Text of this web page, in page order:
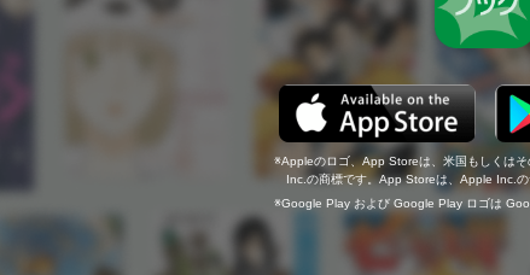
Appleのロゴ、App Storeは、米国もしくは
Inc.の商標です。App Storeは、Apple Inc.の
Google Play および Google Play ロゴは